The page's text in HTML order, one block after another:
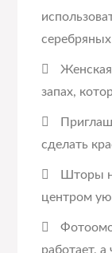
Женская
запах,
сделать
Шторы
центром
работает, а